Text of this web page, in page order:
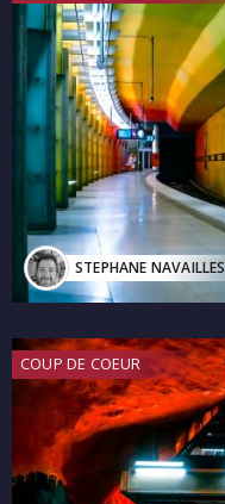
STEPHANE NAVAILLES
COUP DE COEUR